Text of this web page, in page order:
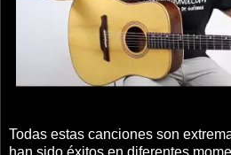
Todas estas canciones son